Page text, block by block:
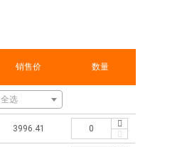
误差范围 读数
全选
0.03mm
销售价 数量
全选
3996.41